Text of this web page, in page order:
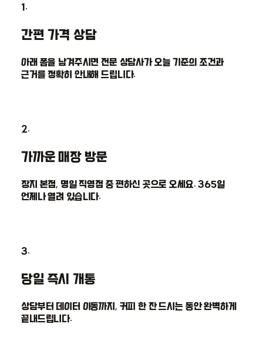
1.
간편 가격 상담
아래 폼을 남겨주시면 전문 상담사가 오늘 기준의 조건과
근거를 정확히 안내해 드립니다.
2.
가까운 매장 방문
장지 본점, 명일 직영점 중 편하신 곳으로 오세요. 365일
언제나 열려 있습니다.
3.
당일 즉시 개통
상담부터 데이터 이동까지, 커피 한 잔 드시는 동안 완벽하게
끝내드립니다.